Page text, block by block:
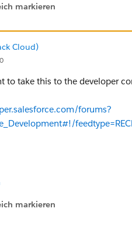
markieren
Cloud)
to take this to the developer
forums?
markieren